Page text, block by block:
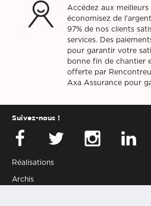
Accédez aux meilleurs
économisez de
97% de nos clients
services. Des
pour garantir votre
bonne fin de chantier
offerte par
Axa Assurance pour
Réalisations
Archis
Suivez-nous !